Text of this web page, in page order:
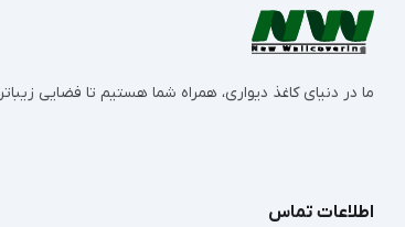
ما در دنیای کاغذ دیواری، همراه شما هستیم تا فضایی
اطلاعات تماس